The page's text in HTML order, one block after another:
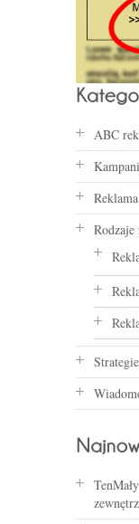
ABC
TenMały